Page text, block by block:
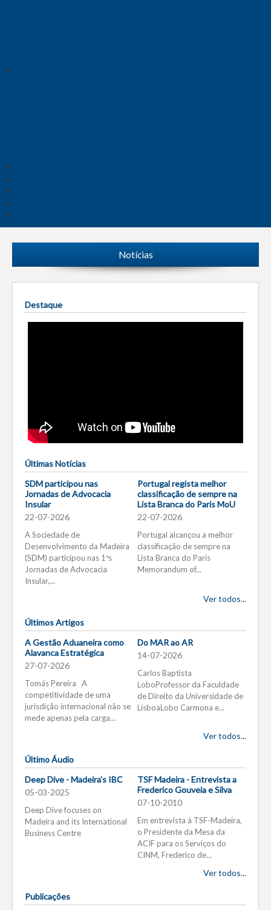
Notícias
Destaque
Últimas Notícias
SDM participou nas
Jornadas de Advocacia
Insular
22-07-2026
A Sociedade de
Desenvolvimento da Madeira
(SDM) participou nas 1ªs
Jornadas de Advocacia
Insular,...
Portugal regista melhor
classificação de sempre na
Lista Branca do Paris MoU
22-07-2026
Portugal alcançou a melhor
classificação de sempre na
Lista Branca do Paris
Memorandum of...
Ver todos...
Últimos Artigos
A Gestão Aduaneira como
Alavanca Estratégica
27-07-2026
Tomás Pereira A
competitividade de uma
jurisdição internacional não se
mede apenas pela carga...
Do MAR ao AR
14-07-2026
Carlos Baptista
LoboProfessor da Faculdade
de Direito da Universidade de
LisboaLobo Carmona e...
Ver todos...
Último Áudio
Deep Dive - Madeira's IBC
05-03-2025
Deep Dive focuses on
Madeira and its International
Business Centre
TSF Madeira - Entrevista a
Frederico Gouveia e Silva
07-10-2010
Em entrevista à TSF-Madeira,
o Presidente da Mesa da
ACIF para os Serviços do
CINM, Frederico de...
Ver todos...
Publicações